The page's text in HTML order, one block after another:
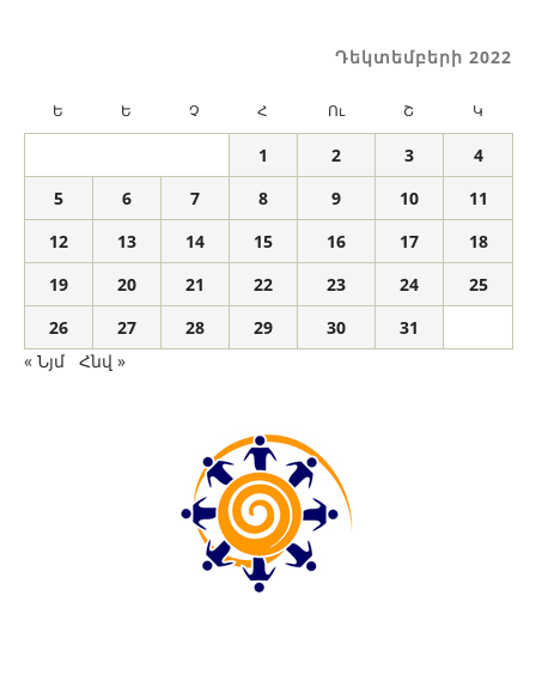
Դեկտեմբերի 2022
Ե Ե Չ Հ Ու Շ Կ
1 2 3
4
5
6 7 8 9 10
11
12
13 14 15 16 17
18
19
20 21 22 23 24
25
26
27 28 29 30
31
« Նյմ
Հնվ »